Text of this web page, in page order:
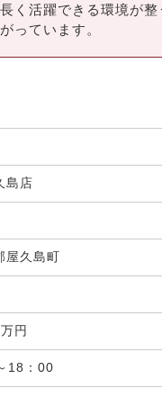
く活躍できる環境が
っています。
島店
久島町
円
18：00